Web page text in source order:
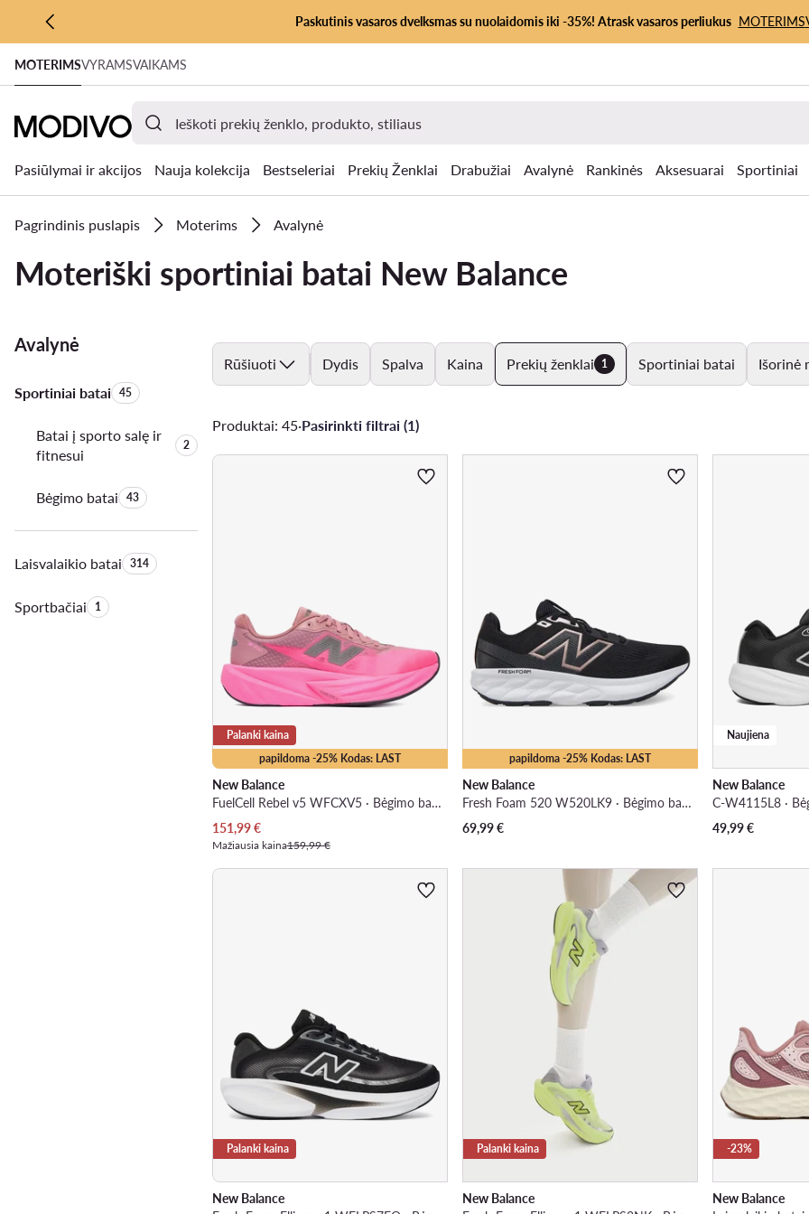
PEREITI PRIE PAGRINDINIO TURINIO
PEREITI Į PAIEŠKĄ
Paskutinis vasaros dvelksmas su nuolaidomis iki -35%! Atrask vasaros perliukus MOTERIMS
MOTERIMSVYRAMSVAIKAMS
Pasiūlymai ir akcijos Nauja kolekcija Bestseleriai Prekių Ženklai Drabužiai Avalynė Rankinės Aksesuarai Sportiniai
Pagrindinis puslapis Moterims Avalynė
Moteriški sportiniai batai New Balance
Avalynė
Sportiniai bataiProduktų skaičius:
45
Batai į sporto salę ir
fitnesui
Produktų skaičius:
2
Bėgimo bataiProduktų skaičius:
43
Laisvalaikio bataiProduktų skaičius:
314
SportbačiaiProduktų skaičius:
1
Rūšiuoti Dydis Spalva Kaina Prekių ženklai 1 Sportiniai batai Išorinė
Produktai: 45·Pasirinkti filtrai (1)
papildoma -25% Kodas: LAST
Palanki kaina
New Balance
FuelCell Rebel v5 WFCXV5 · Bėgimo batai
Dabartinė kaina
151,99€
Mažiausia kaina159,99 €
papildoma -25% Kodas: LAST
New Balance
Fresh Foam 520 W520LK9 · Bėgimo batai
69,99€
Naujiena
New Balance
C-W4115L8 ·
49,99€
Palanki kaina
New Balance
Palanki kaina
New Balance
-23%
New Balance